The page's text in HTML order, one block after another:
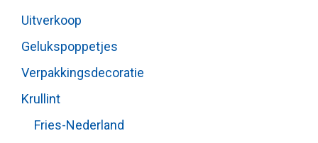
Uitverkoop
Gelukspoppetjes
Verpakkingsdecoratie
Krullint
Fries-Nederland